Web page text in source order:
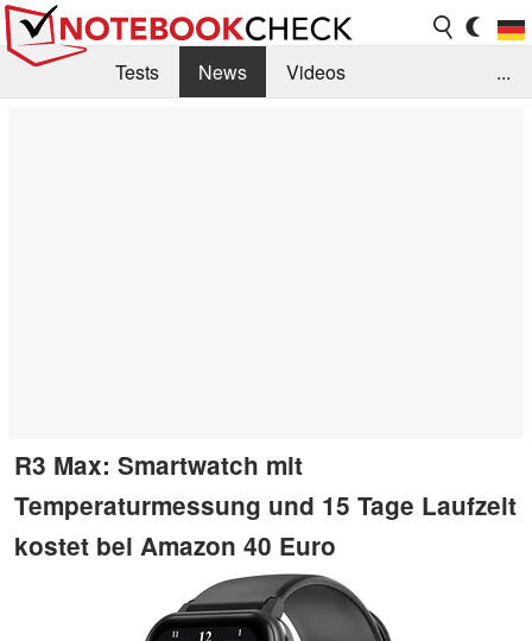
Tests News
Videos
...
R3 Max: Smartwatch mit
Temperaturmessung und 15 Tage Laufzeit
kostet bei Amazon 40 Euro